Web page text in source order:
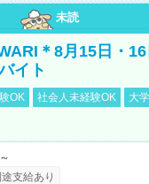
未読
＊8月15日・
イト
OK 社会人未経験OK
大
支給あり